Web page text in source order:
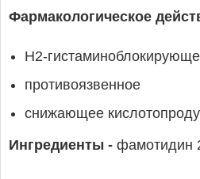
Фармакологическое
H2-
противоязвенное
снижающее
Ингредиенты - фамотидин